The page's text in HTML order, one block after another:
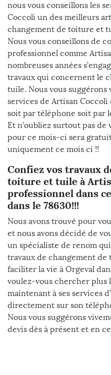
nous vous conseillons les
Coccoli un des meilleurs
changement de toiture et
Nous vous conseillons de
professionnel comme
nombreuses années
travaux qui concernent le
tuile. Nous vous
services de Artisan
soit par téléphone soit par
Et n’oubliez surtout pas
pour ce mois-ci sera
uniquement ce mois ci !!
Confiez vos travaux
toiture et tuile à
professionnel dans
dans le 78630!!!
Nous avons trouvé pour
et nous avons décidé de
un spécialiste de renom
travaux de changement
faciliter la vie à Orgeval
voulez-vous chercher plus
maintenant à ses services
directement sur son
Nous vous suggérons
devis dès à présent et en